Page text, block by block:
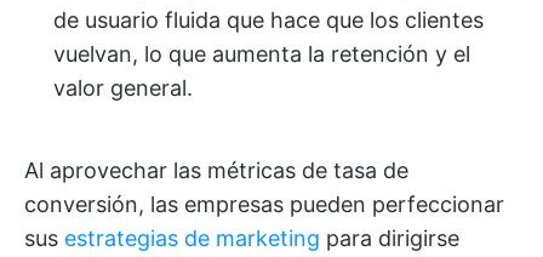
de usuario fluida que hace que los clientes
vuelvan, lo que aumenta la retención y el
valor general.
Al aprovechar las métricas de tasa de
conversión, las empresas pueden perfeccionar
sus estrategias de marketing para dirigirse